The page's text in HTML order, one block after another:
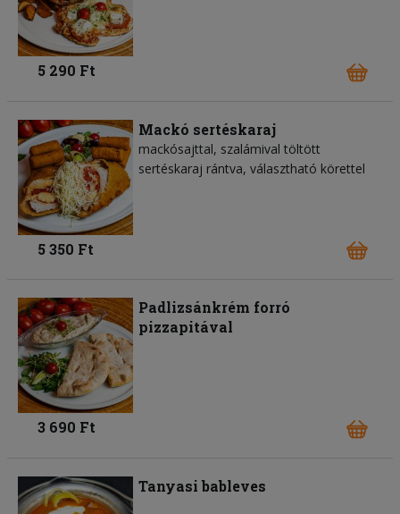
5 290 Ft
Mackó sertéskaraj
mackósajttal, szalámival töltött
sertéskaraj rántva, választható körettel
5 350 Ft
Padlizsánkrém forró
pizzapitával
3 690 Ft
Tanyasi bableves